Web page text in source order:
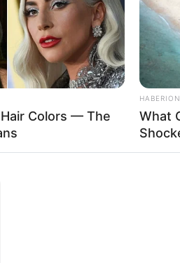
Colors — The
HABERION
What